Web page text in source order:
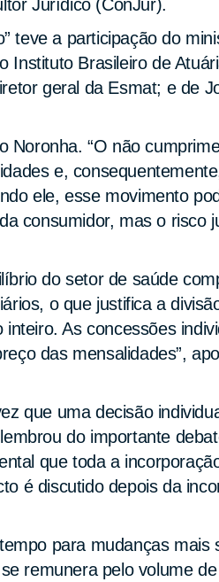
Jurídico (ConJur).
teve a participação do
Instituto Brasileiro de
geral da Esmat; e de
Noronha. “O não
e,
ele, esse movimento
consumidor, mas o risco
do setor de saúde
o que justifica a
As concessões
das mensalidades”,
que uma decisão
do importante
que toda a
é discutido depois da
para mudanças mais
remunera pelo volume de